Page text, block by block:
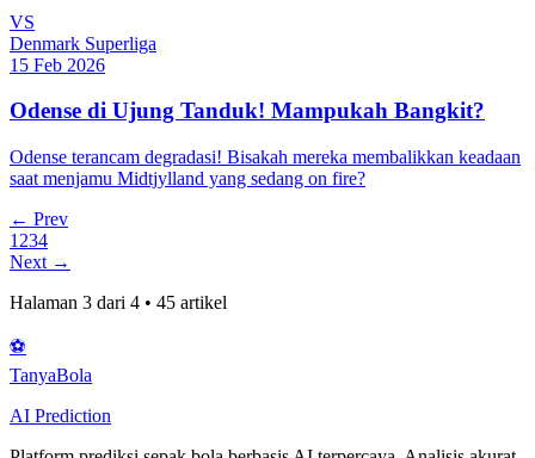
VS
Denmark Superliga
15 Feb 2026
Odense di Ujung Tanduk! Mampukah Bangkit?
Odense terancam degradasi! Bisakah mereka membalikkan keadaan
saat menjamu Midtjylland yang sedang on fire?
← Prev
1 234
Next →
Halaman 3 dari 4 • 45 artikel
⚽
TanyaBola
AI Prediction